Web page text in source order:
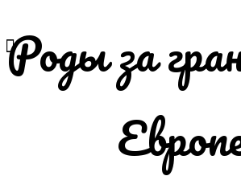
content
Роды за